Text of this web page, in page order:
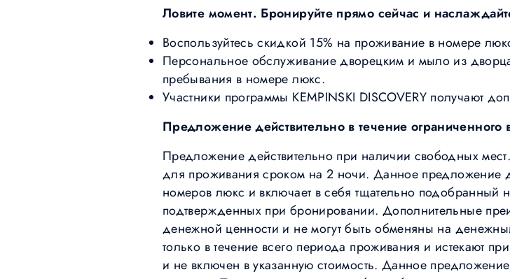
Ловите момент. Бронируйте прямо сейчас и
Воспользуйтесь скидкой 15% на проживание в номере
Персональное обслуживание дворецким и мыло из
пребывания в номере люкс.
Участники программы KEMPINSKI DISCOVERY получают
Предложение действительно в течение
Предложение действительно при наличии свободных
для проживания сроком на 2 ночи. Данное предложение
номеров люкс и включает в себя тщательно подобранный
подтвержденных при бронировании. Дополнительные
денежной ценности и не могут быть обменяны на
только в течение всего периода проживания и истекают
и не включен в указанную стоимость. Данное